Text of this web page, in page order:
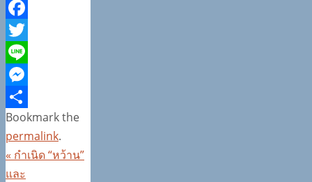
Facebook
Twitter
Line
Messenger
Share
Bookmark the
permalink.
« กำเนิด “หว้าน”
และ